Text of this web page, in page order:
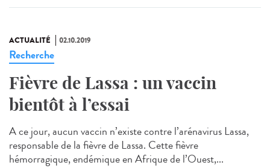
ACTUALITÉ 02.10.2019
Recherche
Fièvre de Lassa : un vaccin
bientôt à l’essai
A ce jour, aucun vaccin n’existe contre l’arénavirus Lassa,
responsable de la fièvre de Lassa. Cette fièvre
hémorragique, endémique en Afrique de l’Ouest,...